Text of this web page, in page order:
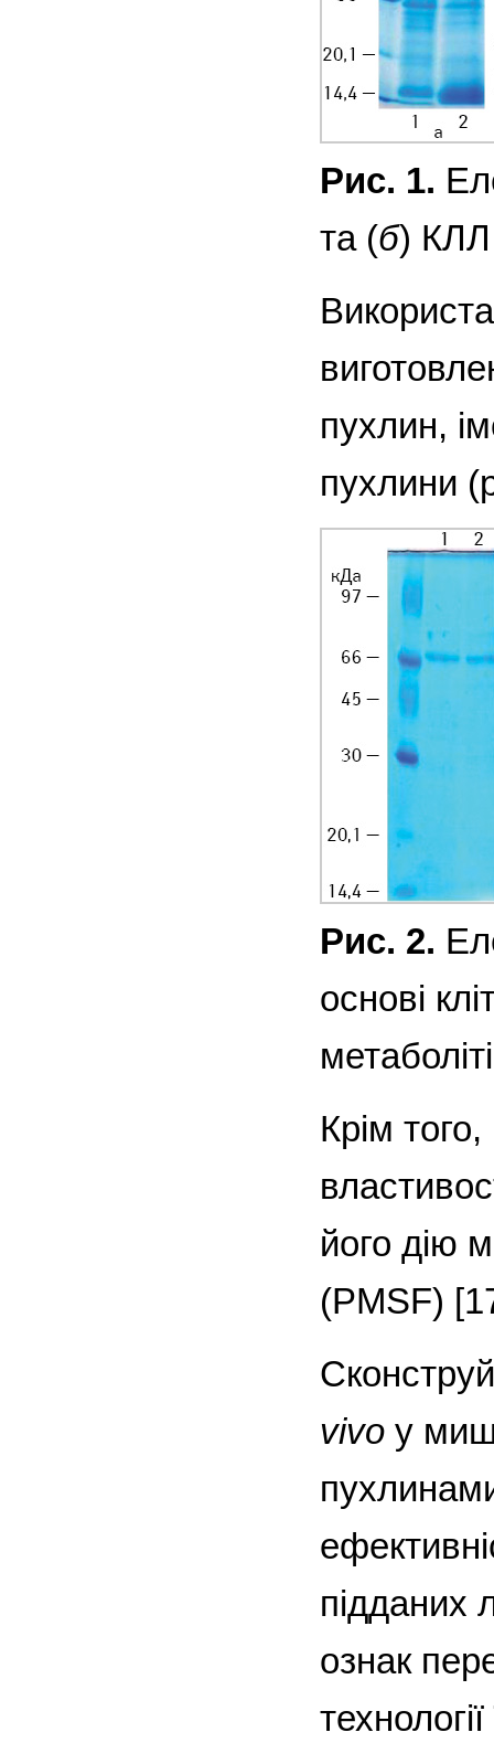
Рис. 1.
та (б)
пухлин,
пухлини
Рис. 2.
основі
Крім
його дію
(РМSF)
vivo у
підданих
ознак